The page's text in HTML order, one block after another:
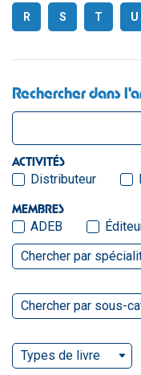
R S T U
Rechercher dans
ACTIVITÉS
Distributeur
MEMBRES
ADEB
Chercher par
Chercher par sous-
Types de livre